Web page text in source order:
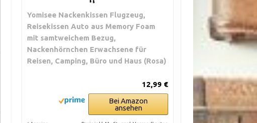
Yomisee Nackenkissen Flugzeug,
Reisekissen Auto aus Memory Foam
mit samtweichem Bezug,
Nackenhörnchen Erwachsene für
Reisen, Camping, Büro und Haus (Rosa)
12,99 €
Bei Amazon
ansehen